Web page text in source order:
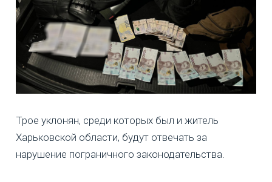
Трое уклонян, среди которых был и житель
Харьковской области, будут отвечать за
нарушение пограничного законодательства.